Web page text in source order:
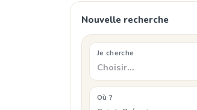
Nouvelle recherche
Je cherche
Choisir…
Où ?